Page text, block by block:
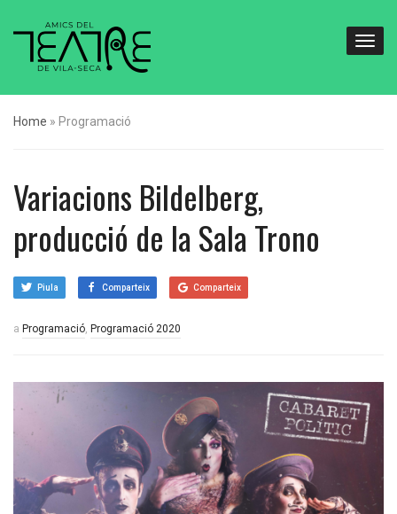
Home » Programació
Variacions Bildelberg,
producció de la Sala Trono
Piula Comparteix Comparteix
a Programació Programació 2020